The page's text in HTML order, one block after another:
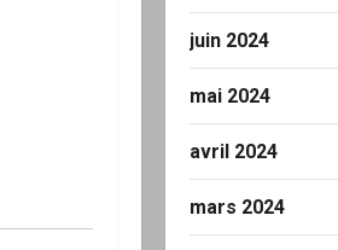
juin 2024
mai 2024
avril 2024
mars 2024